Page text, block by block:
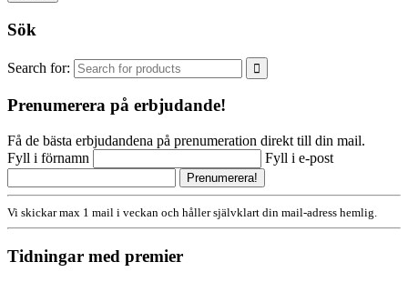
Sök
Search for:
Prenumerera på erbjudande!
Få de bästa erbjudandena på prenumeration direkt till din mail.
Fyll i förnamn
Fyll i e-post
Vi skickar max 1 mail i veckan och håller självklart din mail-adress hemlig.
Tidningar med premier